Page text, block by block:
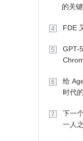
的关
4 FDE
5
GPT-
6
给
时代
7
下一
一人